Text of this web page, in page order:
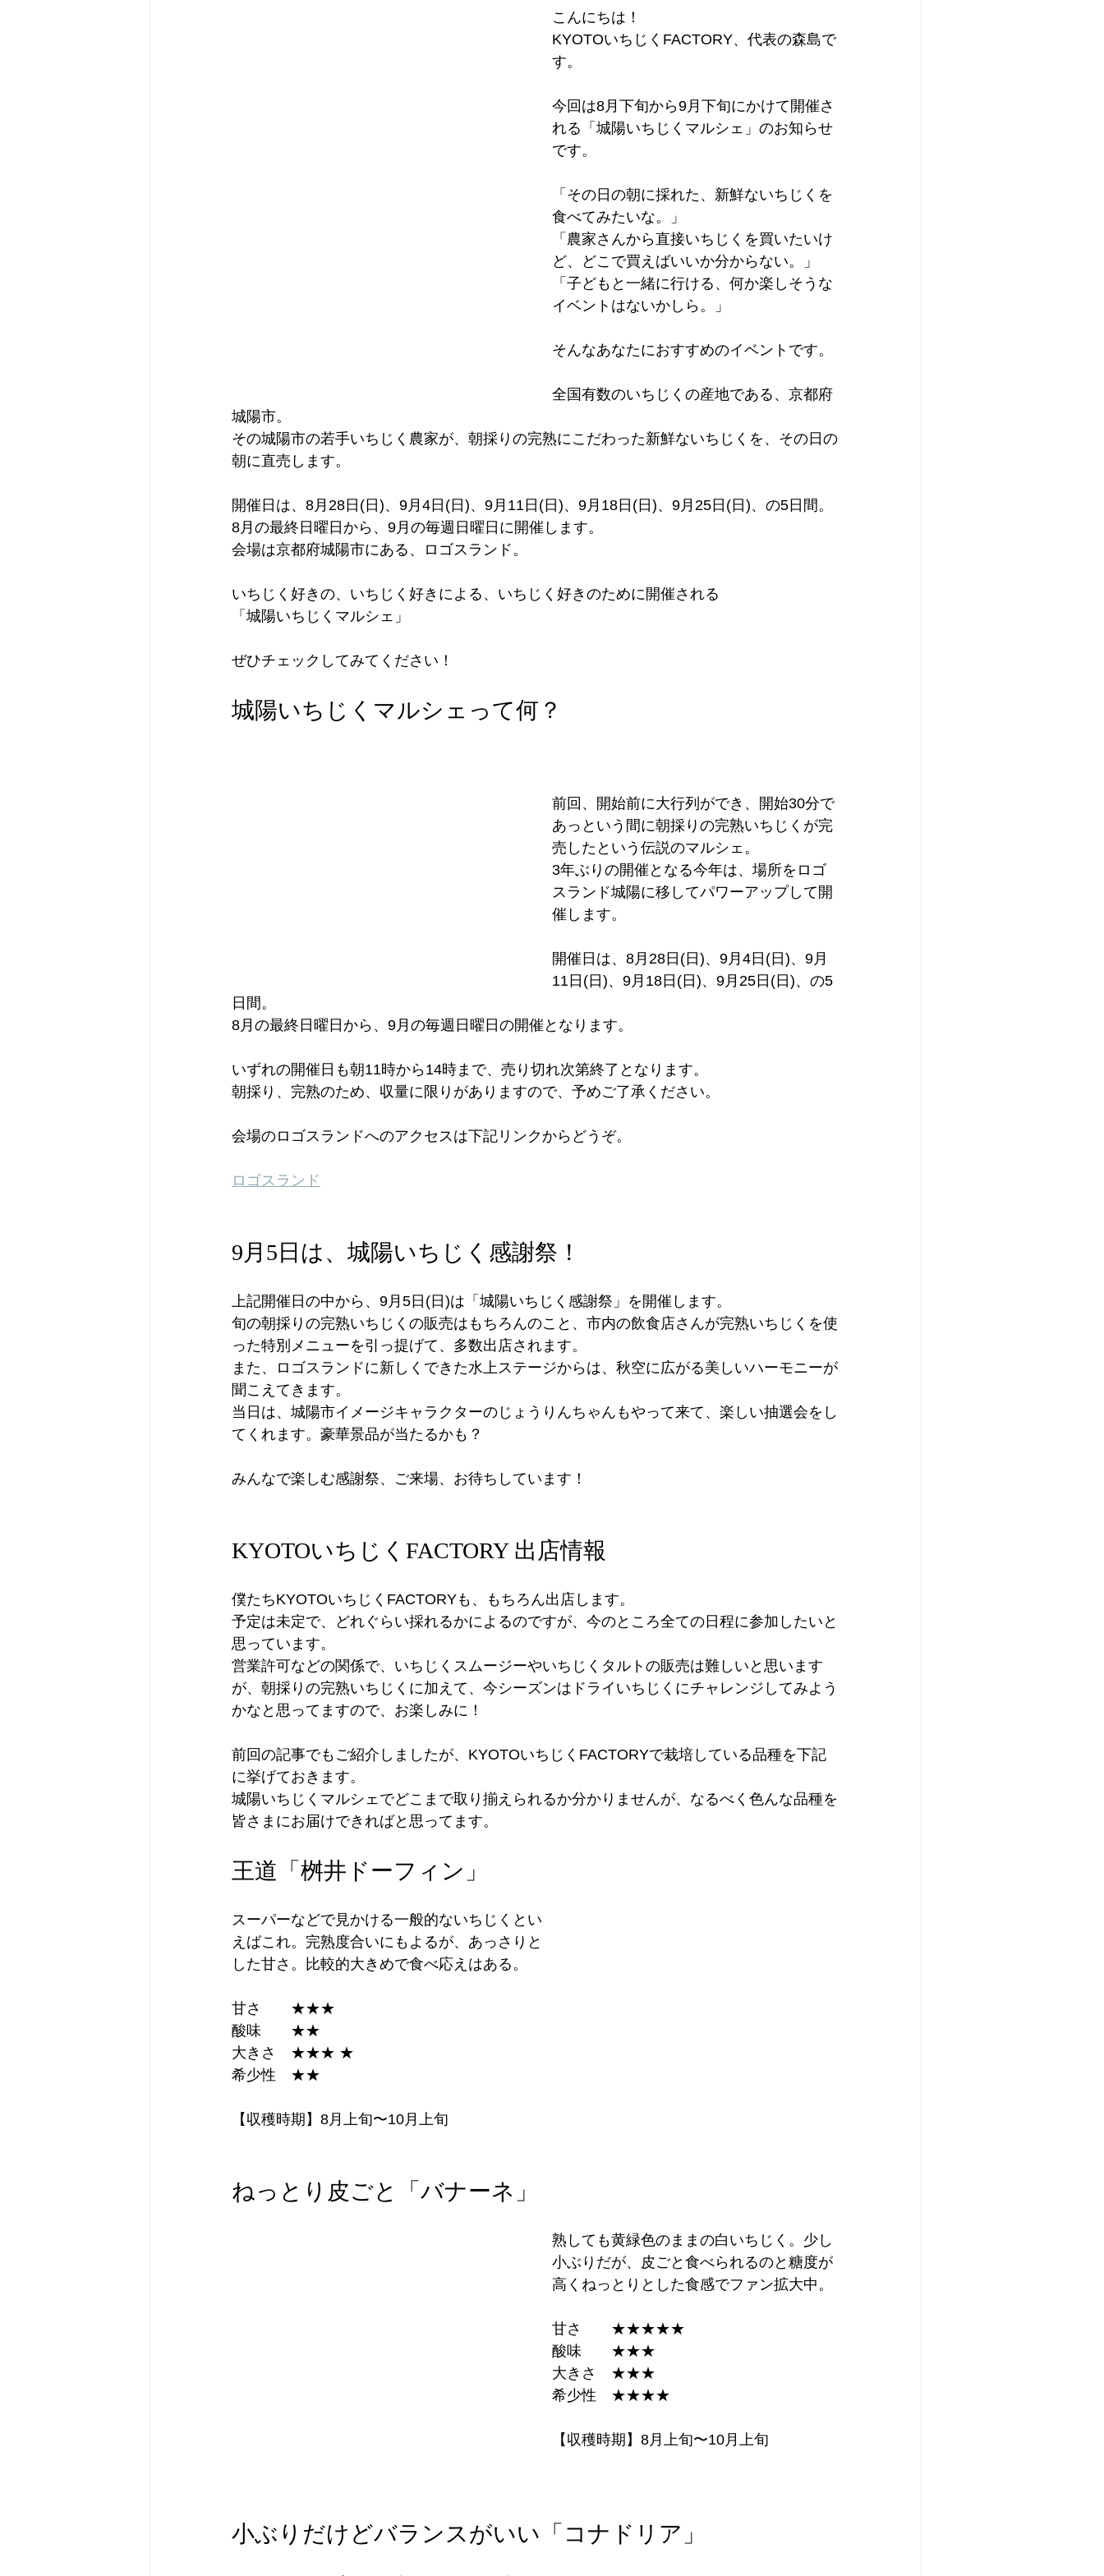
こんにちは！
KYOTOいちじくFACTORY、代表の森島で
す。
今回は8月下旬から9月下旬にかけて開催さ
れる「城陽いちじくマルシェ」のお知らせ
です。
「その日の朝に採れた、新鮮ないちじくを
食べてみたいな。」
「農家さんから直接いちじくを買いたいけ
ど、どこで買えばいいか分からない。」
「子どもと一緒に行ける、何か楽しそうな
イベントはないかしら。」
そんなあなたにおすすめのイベントです。
全国有数のいちじくの産地である、京都府
城陽市。
その城陽市の若手いちじく農家が、朝採りの完熟にこだわった新鮮ないちじくを、その日の
朝に直売します。
開催日は、8月28日(日)、9月4日(日)、9月11日(日)、9月18日(日)、9月25日(日)、の5日間。
8月の最終日曜日から、9月の毎週日曜日に開催します。
会場は京都府城陽市にある、ロゴスランド。
いちじく好きの、いちじく好きによる、いちじく好きのために開催される
「城陽いちじくマルシェ」
ぜひチェックしてみてください！
城陽いちじくマルシェって何？
前回、開始前に大行列ができ、開始30分で
あっという間に朝採りの完熟いちじくが完
売したという伝説のマルシェ。
3年ぶりの開催となる今年は、場所をロゴ
スランド城陽に移してパワーアップして開
催します。
開催日は、8月28日(日)、9月4日(日)、9月
11日(日)、9月18日(日)、9月25日(日)、の5
日間。
8月の最終日曜日から、9月の毎週日曜日の開催となります。
いずれの開催日も朝11時から14時まで、売り切れ次第終了となります。
朝採り、完熟のため、収量に限りがありますので、予めご了承ください。
会場のロゴスランドへのアクセスは下記リンクからどうぞ。
ロゴスランド
9月5日は、城陽いちじく感謝祭！
上記開催日の中から、9月5日(日)は「城陽いちじく感謝祭」を開催します。
旬の朝採りの完熟いちじくの販売はもちろんのこと、市内の飲食店さんが完熟いちじくを使
った特別メニューを引っ提げて、多数出店されます。
また、ロゴスランドに新しくできた水上ステージからは、秋空に広がる美しいハーモニーが
聞こえてきます。
当日は、城陽市イメージキャラクターのじょうりんちゃんもやって来て、楽しい抽選会をし
てくれます。豪華景品が当たるかも？
みんなで楽しむ感謝祭、ご来場、お待ちしています！
KYOTOいちじくFACTORY 出店情報
僕たちKYOTOいちじくFACTORYも、もちろん出店します。
予定は未定で、どれぐらい採れるかによるのですが、今のところ全ての日程に参加したいと
思っています。
営業許可などの関係で、いちじくスムージーやいちじくタルトの販売は難しいと思います
が、朝採りの完熟いちじくに加えて、今シーズンはドライいちじくにチャレンジしてみよう
かなと思ってますので、お楽しみに！
前回の記事でもご紹介しましたが、KYOTOいちじくFACTORYで栽培している品種を下記
に挙げておきます。
城陽いちじくマルシェでどこまで取り揃えられるか分かりませんが、なるべく色んな品種を
皆さまにお届けできればと思ってます。
王道「桝井ドーフィン」
スーパーなどで見かける一般的ないちじくとい
えばこれ。完熟度合いにもよるが、あっさりと
した甘さ。比較的大きめで食べ応えはある。
甘さ　　★★★
酸味　　★★
大きさ　★★★ ★
希少性　★★
【収穫時期】8月上旬〜10月上旬
ねっとり皮ごと「バナーネ」
熟しても黄緑色のままの白いちじく。少し
小ぶりだが、皮ごと食べられるのと糖度が
高くねっとりとした食感でファン拡大中。
甘さ　　★★★★★
酸味　　★★★
大きさ　★★★
希少性　★★★★
【収穫時期】8月上旬〜10月上旬
小ぶりだけどバランスがいい「コナドリア」